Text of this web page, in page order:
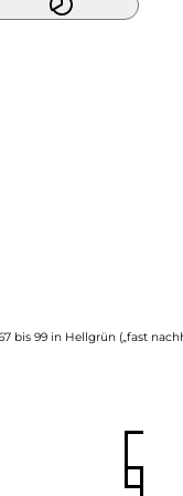
bis 99 in Hellgrün („fast